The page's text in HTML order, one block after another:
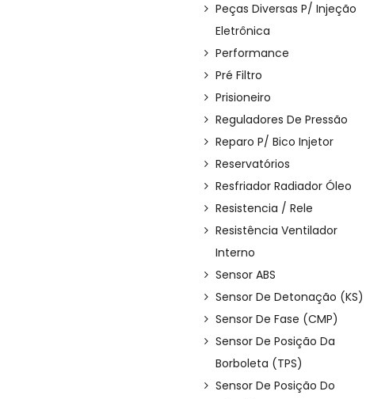
Peças Diversas P/ Injeção
Eletrônica
Performance
Pré Filtro
Prisioneiro
Reguladores De Pressão
Reparo P/ Bico Injetor
Reservatórios
Resfriador Radiador Óleo
Resistencia / Rele
Resistência Ventilador
Interno
Sensor ABS
Sensor De Detonação (KS)
Sensor De Fase (CMP)
Sensor De Posição Da
Borboleta (TPS)
Sensor De Posição Do